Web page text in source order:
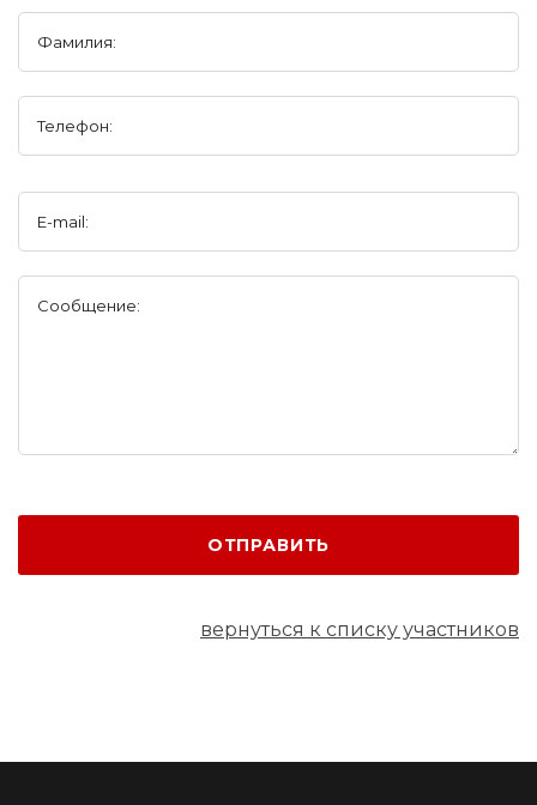
Фамилия:
Телефон:
E-mail:
Сообщение:
ОТПРАВИТЬ
вернуться к списку участников